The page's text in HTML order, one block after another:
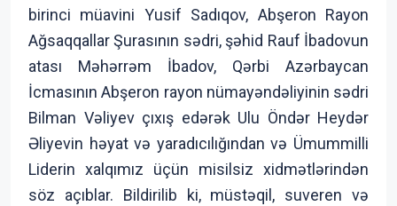
birinci müavini Yusif Sadıqov, Abşeron Rayon
Ağsaqqallar Şurasının sədri, şəhid Rauf İbadovun
atası Məhərrəm İbadov, Qərbi Azərbaycan
İcmasının Abşeron rayon nümayəndəliyinin sədri
Bilman Vəliyev çıxış edərək Ulu Öndər Heydər
Əliyevin həyat və yaradıcılığından və Ümummilli
Liderin xalqımız üçün misilsiz xidmətlərindən
söz açıblar. Bildirilib ki, müstəqil, suveren və